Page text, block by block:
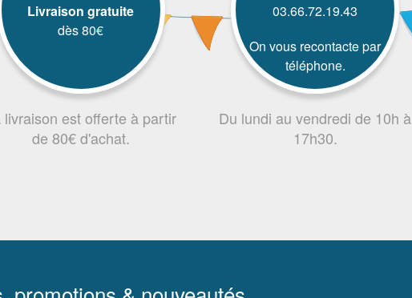
Livraison gratuite
dès 80€
livraison est offerte à partir
de 80€ d'achat.
03.66.72.19.43
On vous recontacte par
téléphone.
Du lundi au vendredi de 10h à
17h30.